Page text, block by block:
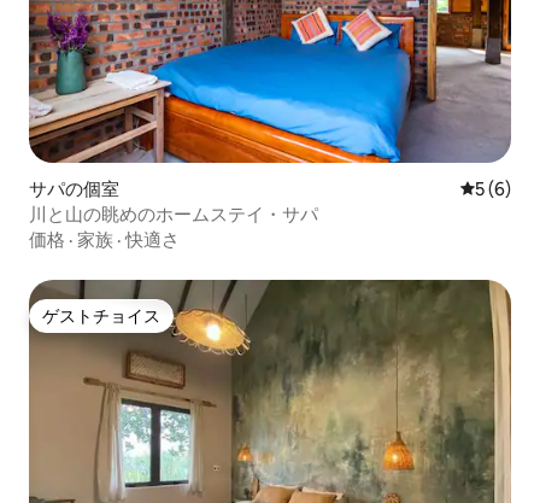
サパの個室 レビュー
5 (6)
川と山の眺めのホームステイ・サパ
価格 · 家族 ·快適さ
ゲストチョイス
ゲストチョイス